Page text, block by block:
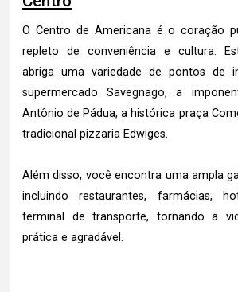
O Centro de Americana é o coração
repleto de conveniência e cultura.
abriga uma variedade de pontos de
supermercado Savegnago, a
Antônio de Pádua, a histórica praça
tradicional pizzaria Edwiges.
Além disso, você encontra uma ampla
incluindo restaurantes, farmácias,
terminal de transporte, tornando a
prática e agradável.